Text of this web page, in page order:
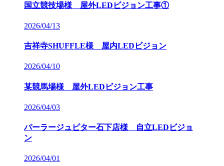
国立競技場様 屋外LEDビジョン工事①
2026/04/13
吉祥寺SHUFFLE様 屋内LEDビジョン
2026/04/10
某競馬場様 屋外LEDビジョン工事
2026/04/03
パーラージュピター石下店様 自立LEDビジョ
ン
2026/04/01